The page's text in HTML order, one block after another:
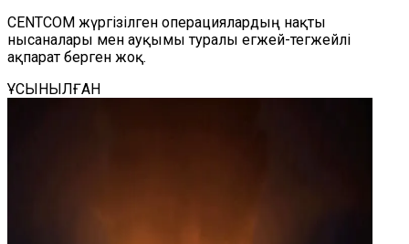
CENTCOM жүргізілген операциялардың нақты
нысаналары мен ауқымы туралы егжей-тегжейлі
ақпарат берген жоқ.
ҰСЫНЫЛҒАН